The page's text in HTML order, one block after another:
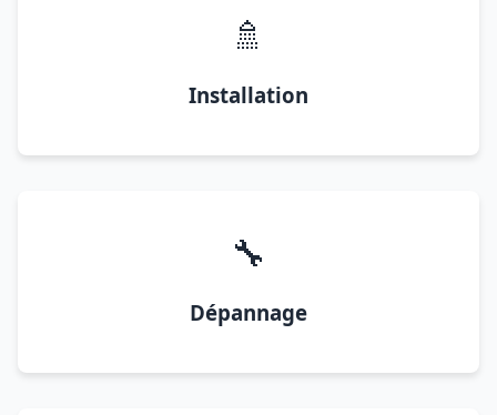
🚿
Installation
🔧
Dépannage